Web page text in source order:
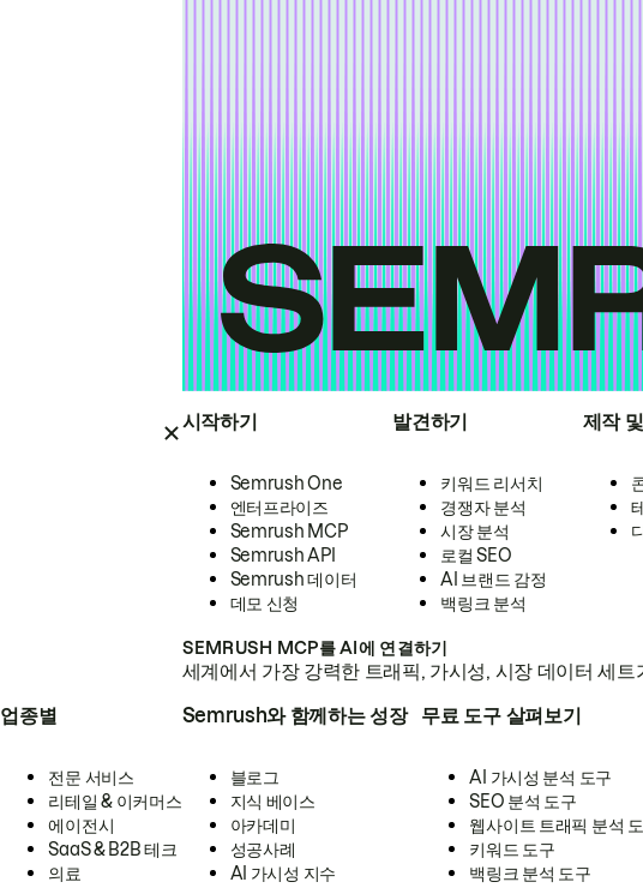
시작하기
Semrush One
엔터프라이즈
Semrush MCP
Semrush API
Semrush 데이터
데모 신청
발견하기
키워드 리서치
경쟁자 분석
시장 분석
로컬 SEO
AI 브랜드 감정
백링크 분석
제작
SEMRUSH MCP를 AI에 연결하기
세계에서 가장 강력한 트래픽, 가시성, 시장 데이터 세
업종별
전문 서비스
리테일 & 이커머스
에이전시
SaaS & B2B 테크
의료
Semrush와 함께하는 성장
블로그
지식 베이스
아카데미
성공사례
AI 가시성 지수
무료 도구 살펴보기
AI 가시성 분석 도구
SEO 분석 도구
웹사이트 트래픽 분석
키워드 도구
백링크 분석 도구